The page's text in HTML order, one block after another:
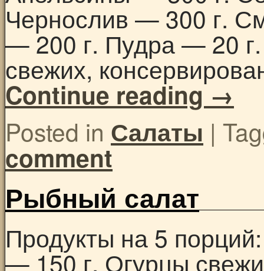
Чернослив — 300 г.
— 200 г. Пудра — 20 г.
свежих,
Continue reading→
Posted in Салаты |
comment
Рыбный салат
Продукты на 5
— 150 г. Огурцы